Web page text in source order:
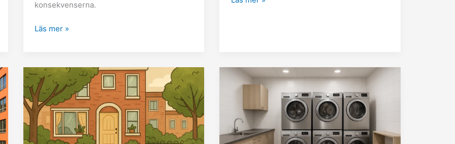
konsekvenserna.
Läs mer »
Fastighetsskötsel
för
trivsamma
boendemiljöer
Vitvaruservice
bostadsrättsföreningar